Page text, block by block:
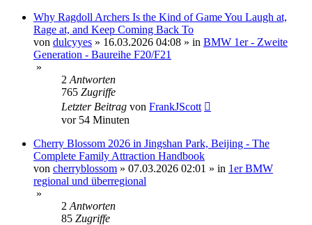
Why Ragdoll Archers Is the Kind of Game You Laugh at,
Rage at, and Keep Coming Back To
von dulcyyes » 16.03.2026 04:08 » in BMW 1er - Zweite
Generation - Baureihe F20/F21
»
2 Antworten
765 Zugriffe
Letzter Beitrag von FrankJScott
vor 54 Minuten
Cherry Blossom 2026 in Jingshan Park, Beijing - The
Complete Family Attraction Handbook
von cherryblossom » 07.03.2026 02:01 » in 1er BMW
regional und überregional
»
2 Antworten
85 Zugriffe